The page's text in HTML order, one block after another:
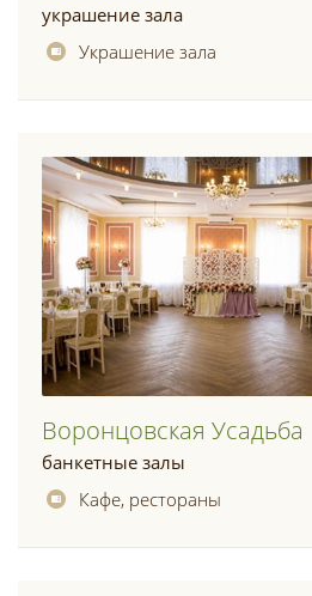
украшение зала
Украшение зала
Воронцовская Усадьба
банкетные залы
Кафе, рестораны